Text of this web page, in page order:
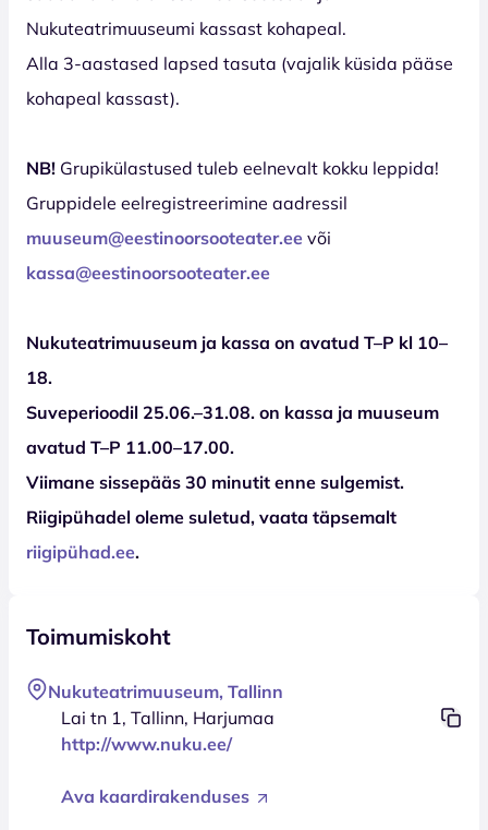
Nukuteatrimuuseumi kassast kohapeal.
Alla 3-aastased lapsed tasuta (vajalik küsida pääse
kohapeal kassast).
NB! Grupikülastused tuleb eelnevalt kokku leppida!
Gruppidele eelregistreerimine aadressil
muuseum@eestinoorsooteater.ee või
kassa@eestinoorsooteater.ee
Nukuteatrimuuseum ja kassa on avatud T–P kl 10–
18.
Suveperioodil 25.06.–31.08. on kassa ja muuseum
avatud T–P 11.00–17.00.
Viimane sissepääs 30 minutit enne sulgemist.
Riigipühadel oleme suletud, vaata täpsemalt
riigipühad.ee.
Toimumiskoht
Nukuteatrimuuseum, Tallinn
Lai tn 1, Tallinn, Harjumaa
http://www.nuku.ee/
Ava kaardirakenduses